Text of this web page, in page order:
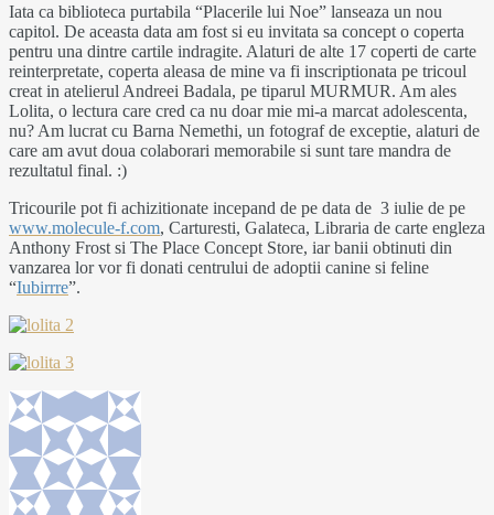
Iata ca biblioteca purtabila “Placerile lui Noe” lanseaza un nou
capitol. De aceasta data am fost si eu invitata sa concept o coperta
pentru una dintre cartile indragite. Alaturi de alte 17 coperti de carte
reinterpretate, coperta aleasa de mine va fi inscriptionata pe tricoul
creat in atelierul Andreei Badala, pe tiparul MURMUR. Am ales
Lolita, o lectura care cred ca nu doar mie mi-a marcat adolescenta,
nu? Am lucrat cu Barna Nemethi, un fotograf de exceptie, alaturi de
care am avut doua colaborari memorabile si sunt tare mandra de
rezultatul final. :)
Tricourile pot fi achizitionate incepand de pe data de 3 iulie de pe
www.molecule-f.com, Carturesti, Galateca, Libraria de carte engleza
Anthony Frost si The Place Concept Store, iar banii obtinuti din
vanzarea lor vor fi donati centrului de adoptii canine si feline
“Iubirrre”.